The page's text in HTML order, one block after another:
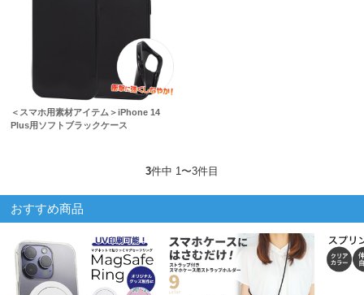
＜スマホ用素材アイテム＞iPhone 14
Plus用ソフトブラックケース
3件中 1〜3件目
おすすめ商品